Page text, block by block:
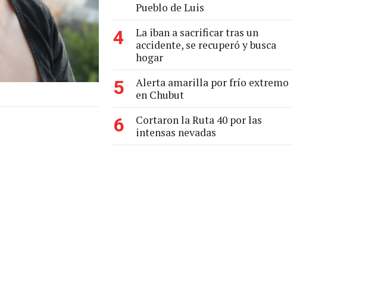
Pueblo de Luis
4
La iban a sacrificar tras un
accidente, se recuperó y busca
hogar
5
Alerta amarilla por frío extremo
en Chubut
6
Cortaron la Ruta 40 por las
intensas nevadas